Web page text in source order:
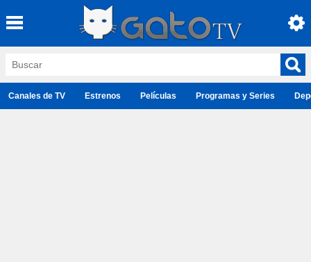
Canales de TV Estrenos Películas Programas y Series